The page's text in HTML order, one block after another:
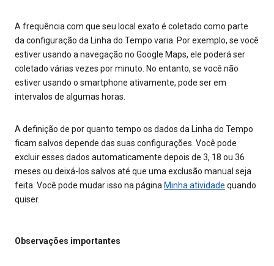
A frequência com que seu local exato é coletado como parte
da configuração da Linha do Tempo varia. Por exemplo, se você
estiver usando a navegação no Google Maps, ele poderá ser
coletado várias vezes por minuto. No entanto, se você não
estiver usando o smartphone ativamente, pode ser em
intervalos de algumas horas.
A definição de por quanto tempo os dados da Linha do Tempo
ficam salvos depende das suas configurações. Você pode
excluir esses dados automaticamente depois de 3, 18 ou 36
meses ou deixá-los salvos até que uma exclusão manual seja
feita. Você pode mudar isso na página Minha atividade quando
quiser.
Observações importantes